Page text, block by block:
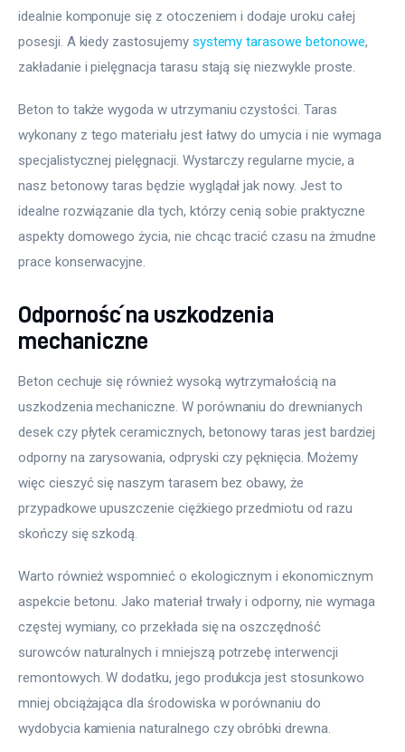
idealnie komponuje się z otoczeniem i dodaje uroku całej
posesji. A kiedy zastosujemy systemy tarasowe betonowe,
zakładanie i pielęgnacja tarasu stają się niezwykle proste.
Beton to także wygoda w utrzymaniu czystości. Taras
wykonany z tego materiału jest łatwy do umycia i nie wymaga
specjalistycznej pielęgnacji. Wystarczy regularne mycie, a
nasz betonowy taras będzie wyglądał jak nowy. Jest to
idealne rozwiązanie dla tych, którzy cenią sobie praktyczne
aspekty domowego życia, nie chcąc tracić czasu na żmudne
prace konserwacyjne.
Odporność na uszkodzenia
mechaniczne
Beton cechuje się również wysoką wytrzymałością na
uszkodzenia mechaniczne. W porównaniu do drewnianych
desek czy płytek ceramicznych, betonowy taras jest bardziej
odporny na zarysowania, odpryski czy pęknięcia. Możemy
więc cieszyć się naszym tarasem bez obawy, że
przypadkowe upuszczenie ciężkiego przedmiotu od razu
skończy się szkodą.
Warto również wspomnieć o ekologicznym i ekonomicznym
aspekcie betonu. Jako materiał trwały i odporny, nie wymaga
częstej wymiany, co przekłada się na oszczędność
surowców naturalnych i mniejszą potrzebę interwencji
remontowych. W dodatku, jego produkcja jest stosunkowo
mniej obciążająca dla środowiska w porównaniu do
wydobycia kamienia naturalnego czy obróbki drewna.